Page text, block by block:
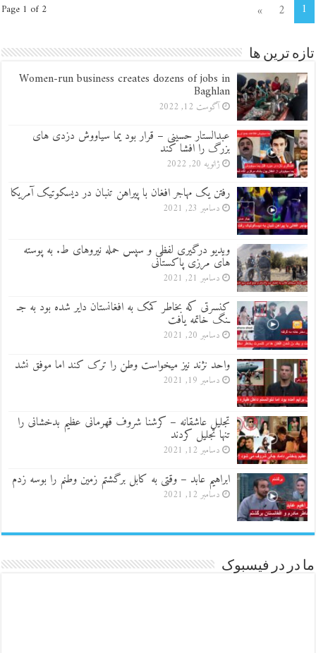
Page 1 of 2 1
2
»
تازه ترین ها
Women-run business creates dozens of jobs in
Baghlan
آگوست 12, 2022
عبدالستار حسینی – قرار بود یما سیاووش دزدی های
بزرگ را افشا کند
ژانویه 20, 2022
رفتن یک مهاجر افغان با پیراهن تنبان در دیسکوتیک آمریکا
دسامبر 23, 2021
ویدیو درگیری لفظی و سپس حمله نیروهای ط. به پوسته
های مرزی پاکستانی
دسامبر 21, 2021
کنسرتی که بخاطر کمک به افغانستان دایر شده بود به جـ
ـنگ خاتمه یافت
دسامبر 20, 2021
واحد نژند نیز میخواست وطن را ترک کند اما موفق نشد
دسامبر 19, 2021
تجلیل عاشقانه – کرشنا شروف قهرمانی عظیم بدخشانی را
تنها تجلیل کردند
دسامبر 12, 2021
ابراهیم عابد – وقتی به کابل برگشتم زمین وطنم را بوسه زدم
دسامبر 12, 2021
ما در در فیسبوک